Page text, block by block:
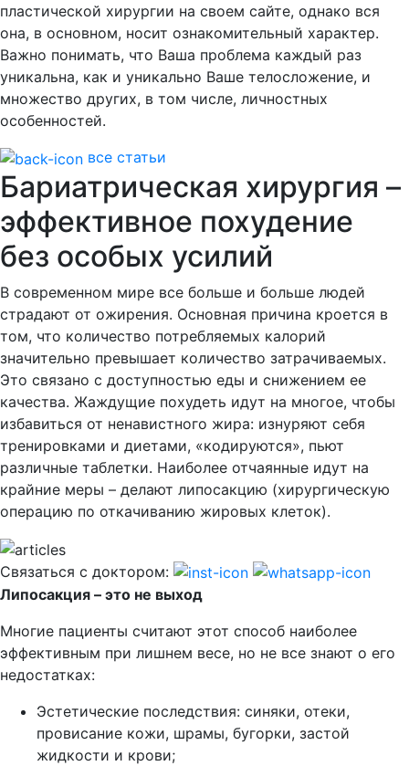
пластической хирургии на своем сайте, однако вся
она, в основном, носит ознакомительный характер.
Важно понимать, что Ваша проблема каждый раз
уникальна, как и уникально Ваше телосложение, и
множество других, в том числе, личностных
особенностей.
все статьи
Бариатрическая хирургия –
эффективное похудение
без особых усилий
В современном мире все больше и больше людей
страдают от ожирения. Основная причина кроется в
том, что количество потребляемых калорий
значительно превышает количество затрачиваемых.
Это связано с доступностью еды и снижением ее
качества. Жаждущие похудеть идут на многое, чтобы
избавиться от ненавистного жира: изнуряют себя
тренировками и диетами, «кодируются», пьют
различные таблетки. Наиболее отчаянные идут на
крайние меры – делают липосакцию (хирургическую
операцию по откачиванию жировых клеток).
Связаться с доктором:
Липосакция – это не выход
Многие пациенты считают этот способ наиболее
эффективным при лишнем весе, но не все знают о его
недостатках:
Эстетические последствия: синяки, отеки,
провисание кожи, шрамы, бугорки, застой
жидкости и крови;